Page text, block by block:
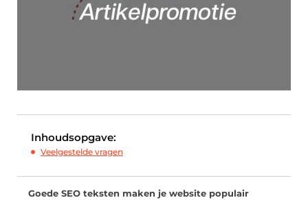
Inhoudsopgave:
Veelgestelde vragen
Goede SEO teksten maken je website populair